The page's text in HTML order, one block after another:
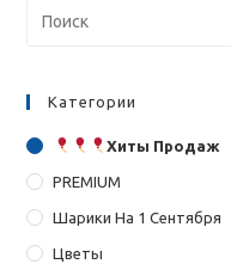
Категории
Хиты Продаж
PREMIUM
Шарики На 1 Сентября
Цветы